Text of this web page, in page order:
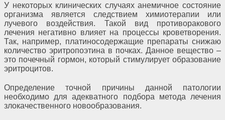
У некоторых клинических случаях анемичное состояние
организма является следствием химиотерапии или
лучевого воздействия. Такой вид противоракового
лечения негативно влияет на процессы кроветворения.
Так, например, платиносодержащие препараты снижаю
количество эритропоэтина в почках. Данное вещество –
это почечный гормон, который стимулирует образование
эритроцитов.
Определение точной причины данной патологии
необходимо для адекватного подбора метода лечения
злокачественного новообразования.